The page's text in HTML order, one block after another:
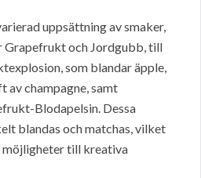
uppsättning av smaker,
Grapefrukt och Jordgubb, till
som blandar äpple,
av champagne, samt
Blodapelsin. Dessa
blandas och matchas, vilket
möjligheter till kreativa